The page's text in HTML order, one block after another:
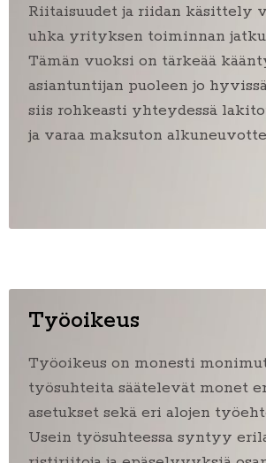
Riitaisuudet ja riidan käsittely
uhka yrityksen toiminnan
Tämän vuoksi on tärkeää
asiantuntijan puoleen jo
siis rohkeasti yhteydessä
ja varaa maksuton
Työoikeus
Työoikeus on monesti
työsuhteita säätelevät monet
asetukset sekä eri alojen
Usein työsuhteessa syntyy